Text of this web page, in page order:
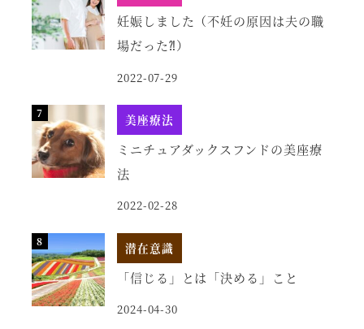
妊娠しました（不妊の原因は夫の職
場だった⁈）
2022-07-29
美座療法
ミニチュアダックスフンドの美座療
法
2022-02-28
潜在意識
「信じる」とは「決める」こと
2024-04-30